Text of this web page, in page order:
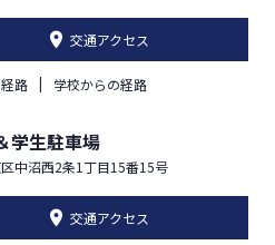
交通アクセス
路 学校からの経路
学生駐車場
中沼西2条1丁目15番15号
交通アクセス